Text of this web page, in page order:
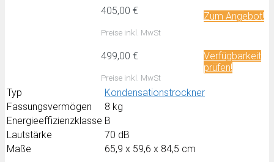
405,00 €
Preise inkl. MwSt
Zum Angebot!
499,00 €
Preise inkl. MwSt
Verfügbarkeit
prüfen!
Typ
Kondensationstrockner
Fassungsvermögen
8 kg
Energieeffizienzklasse B
Lautstärke
70 dB
Maße
65,9 x 59,6 x 84,5 cm